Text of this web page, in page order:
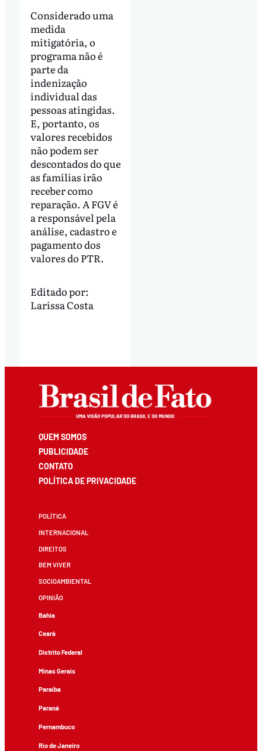
Considerado uma
medida
mitigatória, o
programa não é
parte da
indenização
individual das
pessoas atingidas.
E, portanto, os
valores recebidos
não podem ser
descontados do que
as famílias irão
receber como
reparação. A FGV é
a responsável pela
análise, cadastro e
pagamento dos
valores do PTR.
Editado por:
Larissa Costa
QUEM SOMOS
PUBLICIDADE
CONTATO
POLÍTICA DE PRIVACIDADE
POLÍTICA
INTERNACIONAL
DIREITOS
BEM VIVER
SOCIOAMBIENTAL
OPINIÃO
Bahia
Ceará
Distrito Federal
Minas Gerais
Paraíba
Paraná
Pernambuco
Rio de Janeiro